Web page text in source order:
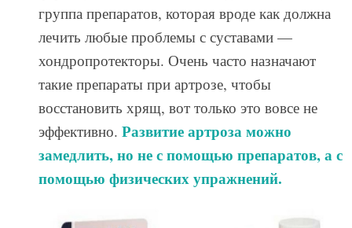
группа препаратов, которая вроде как должна
лечить любые проблемы с суставами —
хондропротекторы. Очень часто назначают
такие препараты при артрозе, чтобы
восстановить хрящ, вот только это вовсе не
эффективно. Развитие артроза можно
замедлить, но не с помощью препаратов, а с
помощью физических упражнений.